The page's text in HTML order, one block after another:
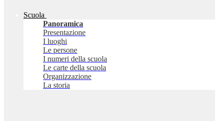
Scuola
Panoramica
Presentazione
I luoghi
Le persone
I numeri della scuola
Le carte della scuola
Organizzazione
La storia